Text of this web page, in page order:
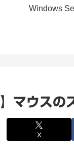
Windows
マウスの
X